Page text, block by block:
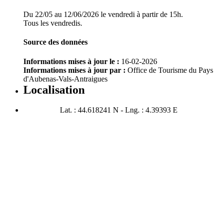
Du 22/05 au 12/06/2026 le vendredi à partir de 15h.
Tous les vendredis.
Source des données
Informations mises à jour le : 16-02-2026
Informations mises à jour par : Office de Tourisme du Pays
d'Aubenas-Vals-Antraigues
Localisation
Lat. : 44.618241 N - Lng. : 4.39393 E